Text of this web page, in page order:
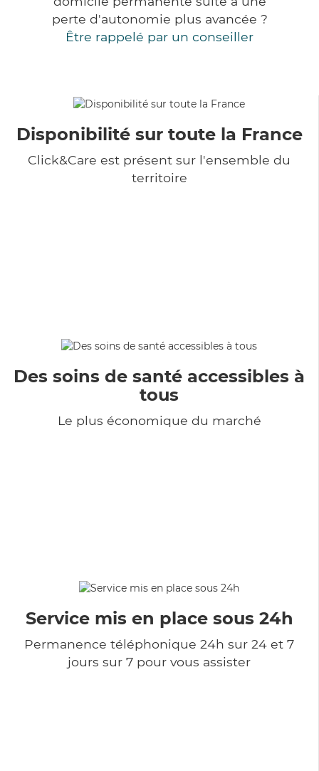
perte d'autonomie plus avancée ?
Être rappelé par un conseiller
Disponibilité sur toute la France
Click&Care est présent sur l'ensemble du
territoire
Des soins de santé accessibles à
tous
Le plus économique du marché
Service mis en place sous 24h
Permanence téléphonique 24h sur 24 et 7
jours sur 7 pour vous assister